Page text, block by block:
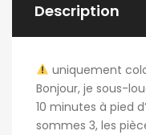
Description
uniquement
Bonjour, je sous-
10 minutes à pied
sommes 3, les